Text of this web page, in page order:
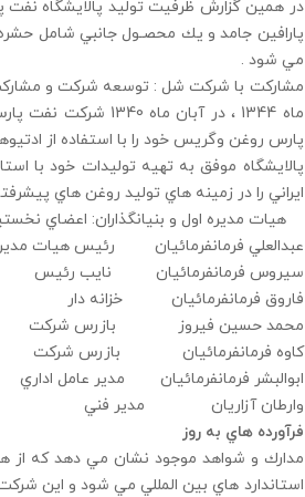
پارافين جامد و يك محصـول جانبي شامل
مي شود .
ماه 1344 ، در
پارس روغن وگريس خود را با استفاده از
پالايشگاه موفق به تهيه توليدات خود با
ايراني را در زمينه هاي توليد روغن هاي
هيات مديره اول و بنيانگذاران: اعضاي
عبدالعلي فرمانفرمائيان رئيس هيات
سيروس فرمانفرمائيان نايب رئيس
فاروق فرمانفرمائيان خزانه دار
محمد حسين فيروز بازرس شركت
كاوه فرمانفرمائيان بازرس شركت
ابوالبشر فرمانفرمائيان مدير عامل اداري
وارطان آزاريان مدير فني
فرآورده هاي به روز
مدارك و شواهد موجود نشان مي دهد كه از
استاندارد هاي بين المللي مي شود و اين